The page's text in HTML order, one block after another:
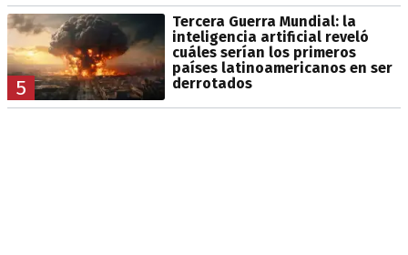
5
Tercera Guerra Mundial: la
inteligencia artificial reveló
cuáles serían los primeros
países latinoamericanos en ser
derrotados